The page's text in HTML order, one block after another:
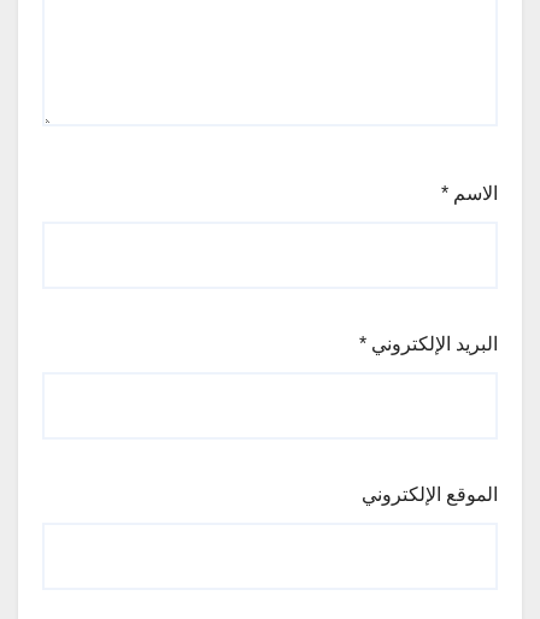
الاسم *
البريد الإلكتروني *
الموقع الإلكتروني